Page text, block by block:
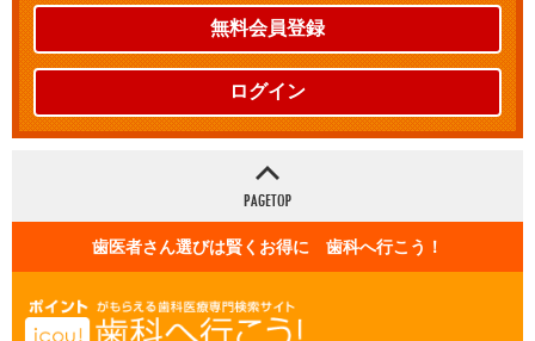
無料会員登録
ログイン
歯医者さん選びは賢くお得に 歯科へ行こう！